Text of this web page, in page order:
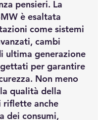
pensieri. La
è esaltata
come sistemi
cambi
ultima generazione
per garantire
Non meno
qualità della
riflette anche
dei consumi,